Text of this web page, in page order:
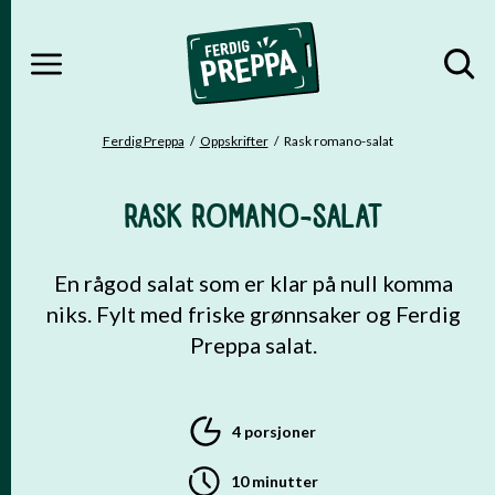
DU ER HER
Ferdig Preppa Oppskrifter Rask romano-salat
RASK ROMANO-SALAT
En rågod salat som er klar på null komma
niks. Fylt med friske grønnsaker og Ferdig
Preppa salat.
4 porsjoner
10 minutter